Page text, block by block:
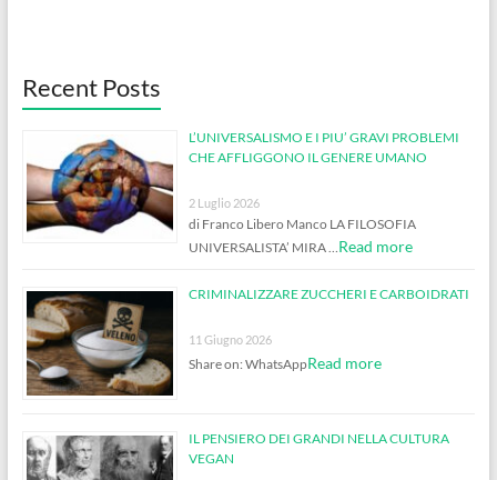
Recent Posts
L’UNIVERSALISMO E I PIU’ GRAVI PROBLEMI
CHE AFFLIGGONO IL GENERE UMANO
2 Luglio 2026
di Franco Libero Manco LA FILOSOFIA
UNIVERSALISTA’ MIRA … Read more
CRIMINALIZZARE ZUCCHERI E CARBOIDRATI
11 Giugno 2026
Share on: WhatsAppRead more
IL PENSIERO DEI GRANDI NELLA CULTURA
VEGAN